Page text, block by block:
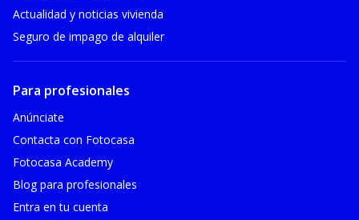
Actualidad y noticias vivienda
Seguro de impago de alquiler
Para profesionales
Anúnciate
Contacta con Fotocasa
Fotocasa Academy
Blog para profesionales
Entra en tu cuenta